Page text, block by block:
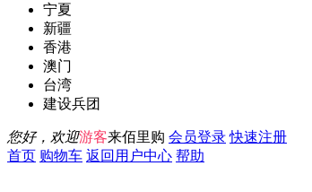
宁夏
新疆
香港
澳门
台湾
建设兵团
您好，欢迎游客来佰里购 会员登录 快速注册
首页 购物车 返回用户中心 帮助